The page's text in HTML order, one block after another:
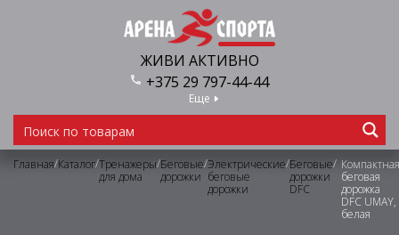
ЖИВИ АКТИВНО
+375 29 797-44-44
Еще
Главная/Каталог/Тренажеры
для дома
/Беговые
дорожки
/Электрические
беговые
дорожки
/Беговые
дорожки
DFC
/ Компактная
беговая
дорожка
DFC UMAY,
белая